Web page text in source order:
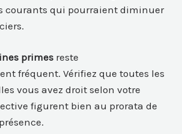
courants qui pourraient diminuer
primes reste
fréquent. Vérifiez que toutes les
vous avez droit selon votre
figurent bien au prorata de